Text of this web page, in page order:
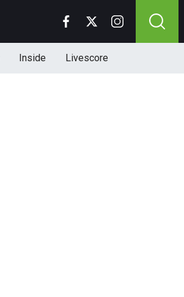
Inside Livescore